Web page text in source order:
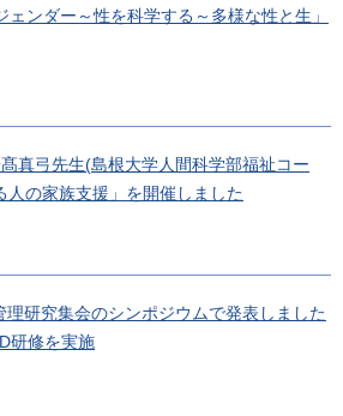
ンダー～性を科学する～多様な性と生」
真弓先生(島根大学人間科学部福祉コー
人の家族支援」を開催しました
研究集会のシンポジウムで発表しました
研修を実施